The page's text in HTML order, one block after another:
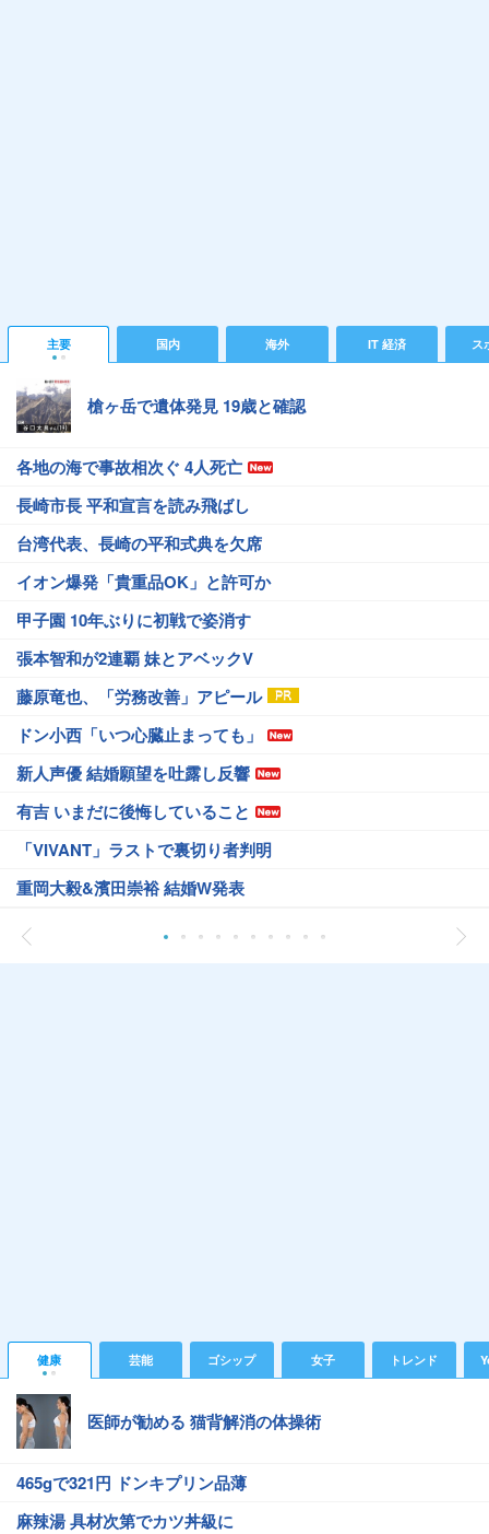
主要 国内 海外 IT 経済 ス
槍ヶ岳で遺体発見 19歳と確認
各地の海で事故相次ぐ 4人死亡
長崎市長 平和宣言を読み飛ばし
台湾代表、長崎の平和式典を欠席
イオン爆発「貴重品OK」と許可か
甲子園 10年ぶりに初戦で姿消す
張本智和が2連覇 妹とアベックV
藤原竜也、「労務改善」アピール
ドン小西「いつ心臓止まっても」
新人声優 結婚願望を吐露し反響
有吉 いまだに後悔していること
「VIVANT」ラストで裏切り者判明
重岡大毅&濱田崇裕 結婚W発表
健康 芸能 ゴシップ 女子 トレンド
医師が勧める 猫背解消の体操術
465gで321円 ドンキプリン品薄
麻辣湯 具材次第でカツ丼級に